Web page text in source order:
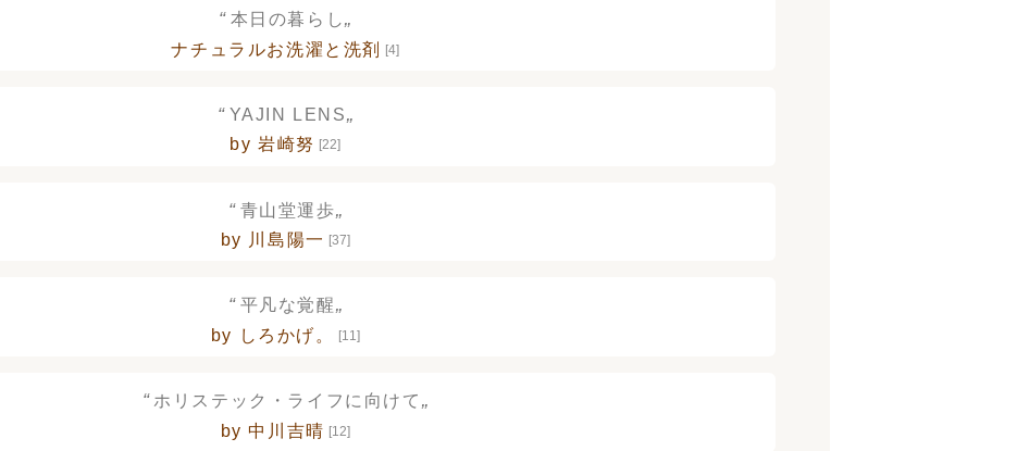
“ 本日の暮らし„
ナチュラルお洗濯と洗剤 [4]
“ YAJIN LENS„
by 岩崎努 [22]
“ 青山堂運歩„
by 川島陽一 [37]
“ 平凡な覚醒„
by しろかげ。 [11]
“ ホリステック・ライフに向けて „
by 中川吉晴 [12]